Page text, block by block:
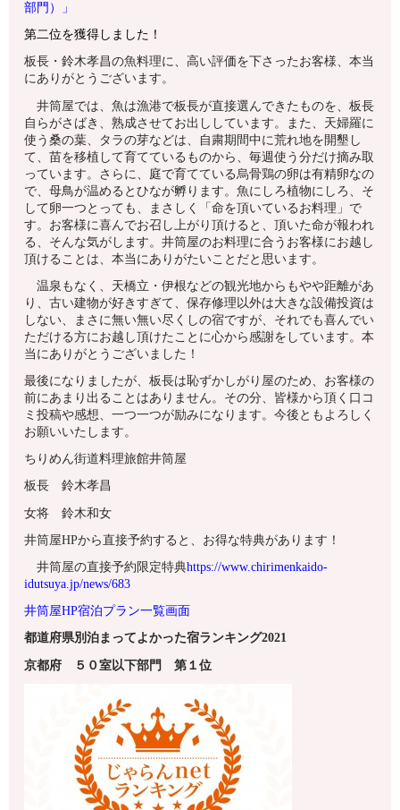
部門）」
第二位を獲得しました！
板長・鈴木孝昌の魚料理に、高い評価を下さったお客様、本当
にありがとうございます。
井筒屋では、魚は漁港で板長が直接選んできたものを、板長
自らがさばき、熟成させてお出ししています。また、天婦羅に
使う桑の葉、タラの芽などは、自粛期間中に荒れ地を開墾し
て、苗を移植して育てているものから、毎週使う分だけ摘み取
っています。さらに、庭で育てている烏骨鶏の卵は有精卵なの
で、母鳥が温めるとひなが孵ります。魚にしろ植物にしろ、そ
して卵一つとっても、まさしく「命を頂いているお料理」で
す。お客様に喜んでお召し上がり頂けると、頂いた命が報われ
る、そんな気がします。井筒屋のお料理に合うお客様にお越し
頂けることは、本当にありがたいことだと思います。
温泉もなく、天橋立・伊根などの観光地からもやや距離があ
り、古い建物が好きすぎて、保存修理以外は大きな設備投資は
しない、まさに無い無い尽くしの宿ですが、それでも喜んでい
ただける方にお越し頂けたことに心から感謝をしています。本
当にありがとうございました！
最後になりましたが、板長は恥ずかしがり屋のため、お客様の
前にあまり出ることはありません。その分、皆様から頂く口コ
ミ投稿や感想、一つ一つが励みになります。今後ともよろしく
お願いいたします。
ちりめん街道料理旅館井筒屋
板長 鈴木孝昌
女将 鈴木和女
井筒屋HPから直接予約すると、お得な特典があります！
井筒屋の直接予約限定特典https://www.chirimenkaido-
idutsuya.jp/news/683
井筒屋HP宿泊プラン一覧画面
都道府県別泊まってよかった宿ランキング2021
京都府 ５０室以下部門 第１位